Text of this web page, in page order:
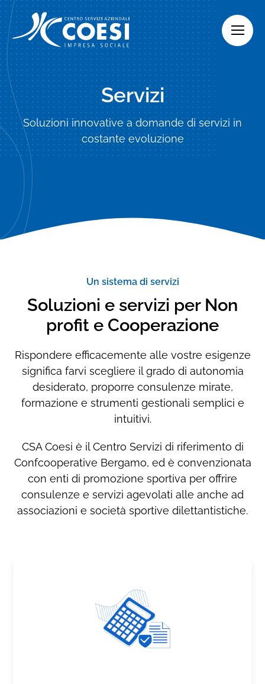
Skip
to
content
Servizi
Soluzioni innovative a domande di servizi in
costante evoluzione
Un sistema di servizi
Soluzioni e servizi per Non
profit e Cooperazione
Rispondere efficacemente alle vostre esigenze
significa farvi scegliere il grado di autonomia
desiderato, proporre consulenze mirate,
formazione e strumenti gestionali semplici e
intuitivi.
CSA Coesi è il Centro Servizi di riferimento di
Confcooperative Bergamo, ed è convenzionata
con enti di promozione sportiva per offrire
consulenze e servizi agevolati alle anche ad
associazioni e società sportive dilettantistiche.